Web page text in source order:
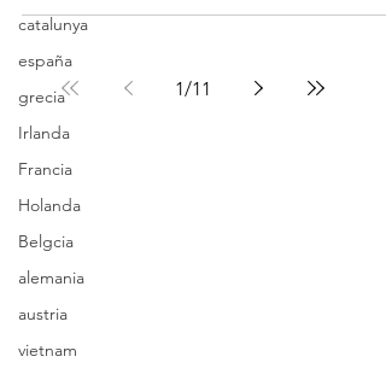
catalunya
españa
grecia
Irlanda
Francia
Holanda
Belgcia
alemania
austria
vietnam
1/11